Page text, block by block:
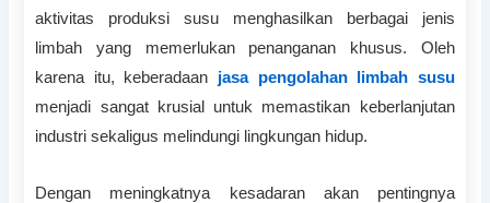
aktivitas produksi susu menghasilkan berbagai jenis
limbah yang memerlukan penanganan khusus. Oleh
karena itu, keberadaan jasa pengolahan limbah susu
menjadi sangat krusial untuk memastikan keberlanjutan
industri sekaligus melindungi lingkungan hidup.
Dengan meningkatnya kesadaran akan pentingnya